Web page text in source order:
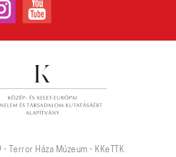
Háza Múzeum - KKeTTK